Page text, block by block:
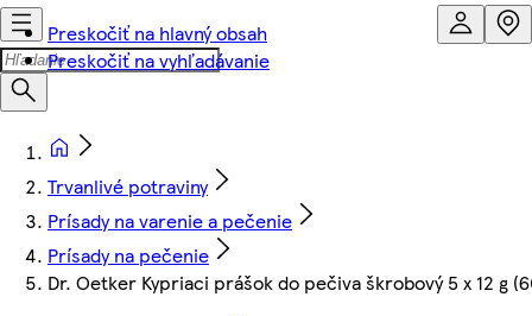
Preskočiť na hlavný obsah
Preskočiť na vyhľadávanie
Trvanlivé potraviny
Prísady na varenie a pečenie
Prísady na pečenie
Dr. Oetker Kypriaci prášok do pečiva škrobový 5 x 12 g